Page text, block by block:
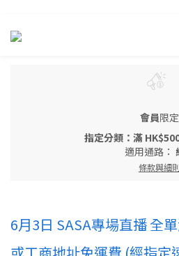
會員限定
指定分類：滿
適用通路：
條款與細則
6月3日 SASA專場直播 全